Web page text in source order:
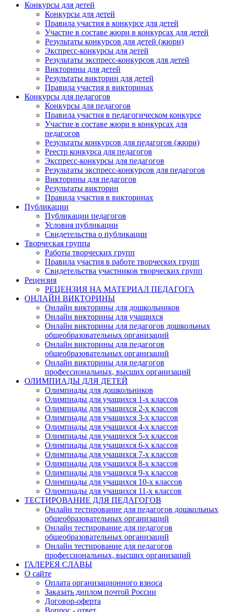
Конкурсы для детей
Конкурсы для детей
Правила участия в конкурсе для детей
Участие в составе жюри в конкурсах для детей
Результаты конкурсов для детей (жюри)
Экспресс-конкурсы для детей
Результаты экспресс-конкурсов для детей
Викторины для детей
Результаты викторин для детей
Правила участия в викторинах
Конкурсы для педагогов
Конкурсы для педагогов
Правила участия в педагогическом конкурсе
Участие в составе жюри в конкурсах для
педагогов
Результаты конкурсов для педагогов (жюри)
Реестр конкурса для педагогов
Экспресс-конкурсы для педагогов
Результаты экспресс-конкурсов для педагогов
Викторины для педагогов
Результаты викторин
Правила участия в викторинах
Публикации
Публикации педагогов
Условия публикации
Свидетельства о публикации
Творческая группа
Работы творческих групп
Правила участия в работе творческих групп
Свидетельства участников творческих групп
Рецензия
РЕЦЕНЗИЯ НА МАТЕРИАЛ ПЕДАГОГА
ОНЛАЙН ВИКТОРИНЫ
Онлайн викторины для дошкольников
Онлайн викторины для учащихся
Онлайн викторины для педагогов дошкольных
общеобразовательных организаций
Онлайн викторины для педагогов
общеобразовательных организаций
Онлайн викторины для педагогов
профессиональных, высших организаций
ОЛИМПИАДЫ ДЛЯ ДЕТЕЙ
Олимпиады для дошкольников
Олимпиады для учащихся 1-х классов
Олимпиады для учащихся 2-х классов
Олимпиады для учащихся 3-х классов
Олимпиады для учащихся 4-х классов
Олимпиады для учащихся 5-х классов
Олимпиады для учащихся 6-х классов
Олимпиады для учащихся 7-х классов
Олимпиады для учащихся 8-х классов
Олимпиады для учащихся 9-х классов
Олимпиады для учащихся 10-х классов
Олимпиады для учащихся 11-х классов
ТЕСТИРОВАНИЕ ДЛЯ ПЕДАГОГОВ
Онлайн тестирование для педагогов дошкольных
общеобразовательных организаций
Онлайн тестирование для педагогов
общеобразовательных организаций
Онлайн тестирование для педагогов
профессиональных, высших организаций
ГАЛЕРЕЯ СЛАВЫ
О сайте
Оплата организационного взноса
Заказать диплом почтой России
Договор-оферта
Вопрос - ответ
Анонсы конкурсов
Подпишитесь на анонсы сегодня и узнавайте
о самом важном.
Email
Имя
Организация
Подписаться
Нажимая на кнопку, вы даете согласие на обработку своих
данных согласно 152-ФЗ.Подробнее